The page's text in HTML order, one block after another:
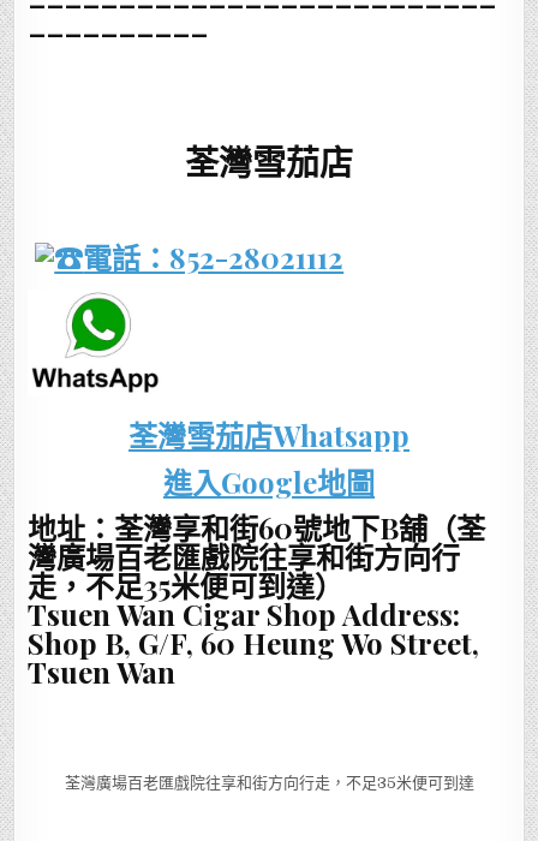
__________
荃灣雪茄店
電話：852-28021112
荃灣雪茄店Whatsapp
進入Google地圖
地址：荃灣享和街60號地下B舖（荃
灣廣場百老匯戲院往享和街方向行
走，不足35米便可到達）
Tsuen Wan Cigar Shop Address:
Shop B, G/F, 60 Heung Wo Street,
Tsuen Wan
荃灣廣場百老匯戲院往享和街方向行走，不足35米便可到達